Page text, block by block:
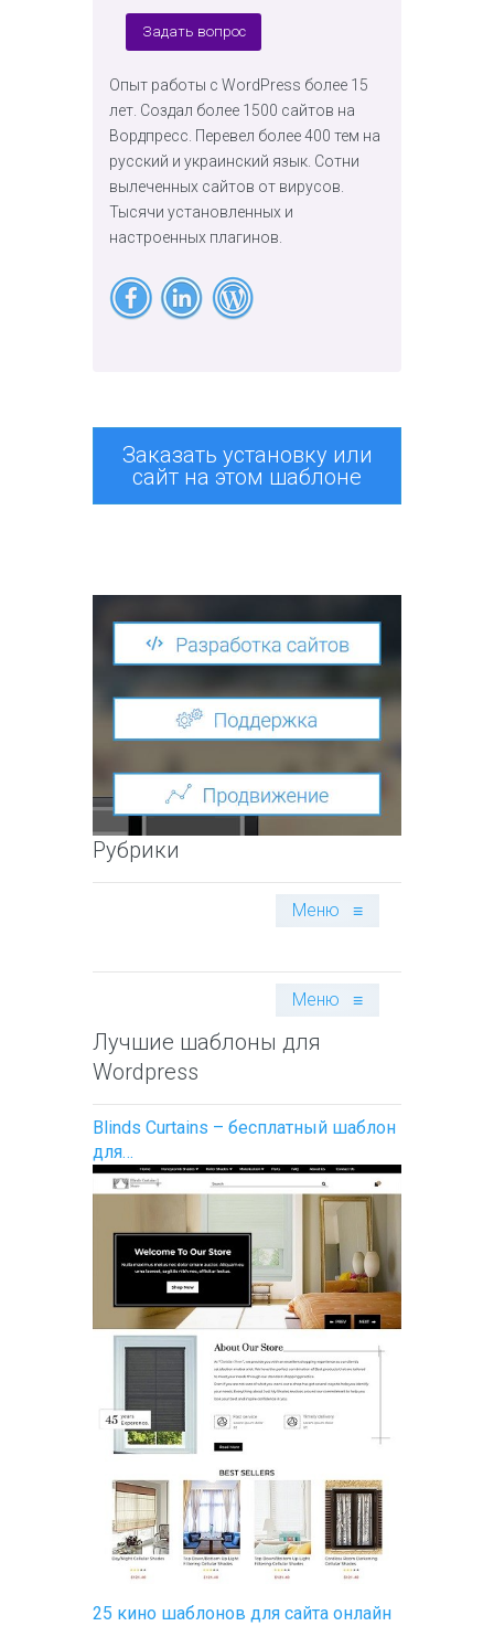
Задать вопрос
Опыт работы с WordPress более 15
лет. Создал более 1500 сайтов на
Вордпресс. Перевел более 400 тем на
русский и украинский язык. Сотни
вылеченных сайтов от вирусов.
Тысячи установленных и
настроенных плагинов.
Заказать установку или
сайт на этом шаблоне
Рубрики
Меню ≡
Меню ≡
Лучшие шаблоны для
Wordpress
Blinds Curtains – бесплатный шаблон
для…
25 кино шаблонов для сайта онлайн